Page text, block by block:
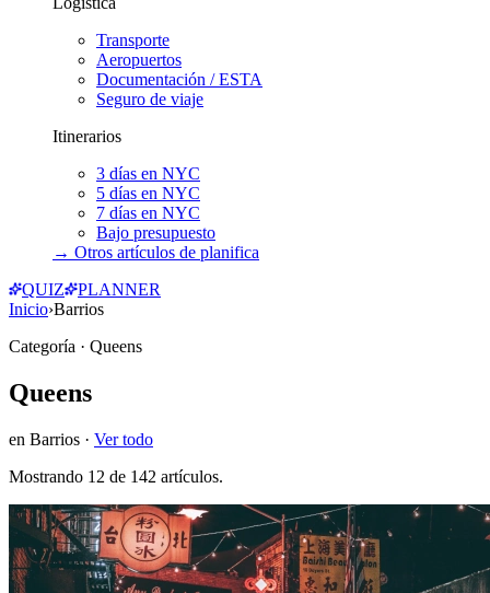
Transporte
Aeropuertos
Documentación / ESTA
Seguro de viaje
Itinerarios
3 días en NYC
5 días en NYC
7 días en NYC
Bajo presupuesto
→ Otros artículos de planifica
QUIZ
PLANNER
Inicio›Barrios
Categoría · Queens
Queens
en Barrios · Ver todo
Mostrando 12 de 142 artículos.